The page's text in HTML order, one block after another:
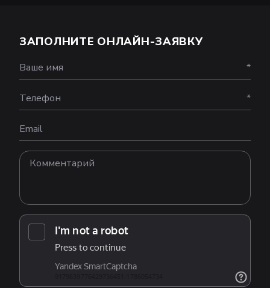
ЗАПОЛНИТЕ ОНЛАЙН-ЗАЯВКУ
Ваше имя *
Телефон *
Email